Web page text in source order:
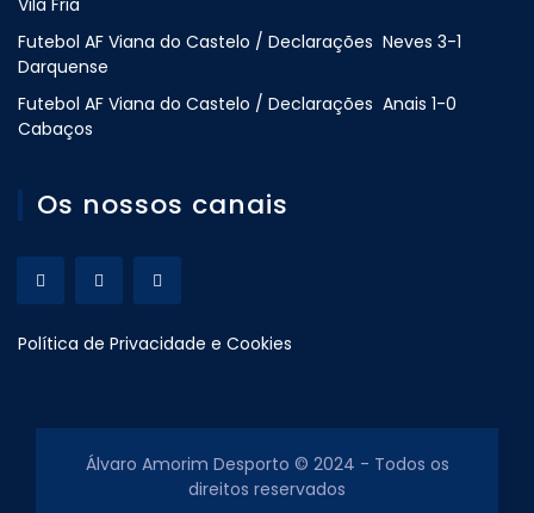
Vila Fria
Futebol AF Viana do Castelo / Declarações Neves 3-1
Darquense
Futebol AF Viana do Castelo / Declarações Anais 1-0
Cabaços
Os nossos canais
Política de Privacidade e Cookies
Álvaro Amorim Desporto © 2024 - Todos os
direitos reservados